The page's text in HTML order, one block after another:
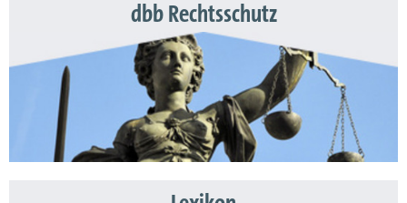
dbb Rechtsschutz